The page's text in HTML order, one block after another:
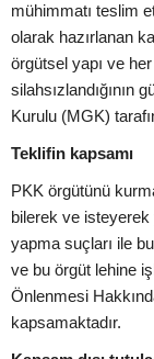
mühimmatı teslim
olarak hazırlanan
örgütsel yapı ve
silahsızlandığının
Kurulu (MGK)
Teklifin kapsamı
PKK örgütünü
bilerek ve isteyerek
yapma suçları ile
ve bu örgüt lehine
Önlenmesi
kapsamaktadır.